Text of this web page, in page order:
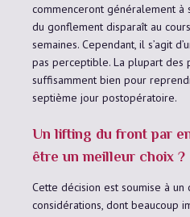
commenceront généralement à
du gonflement disparaît au
semaines. Cependant, il s’agit
pas perceptible. La plupart des
suffisamment bien pour
septième jour postopératoire.
Un lifting du front par
être un meilleur choix ?
Cette décision est soumise à
considérations, dont beaucoup